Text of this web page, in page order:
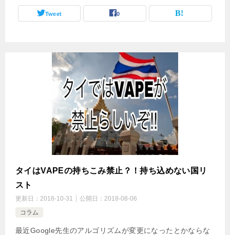
Tweet 0
タイはVAPEの持ちこみ禁止？！持ち込めない国リ
スト
更新日： 2018-10-31 公開日： 2018-08-06
コラム
最近Google先生のアルゴリズムが変更になったとかならな